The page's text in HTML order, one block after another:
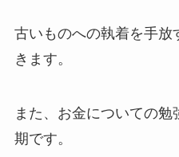
古いものへの執着を手放
きます。
また、お金についての
期です。